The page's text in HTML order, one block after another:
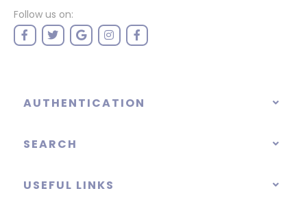
Follow us on:
AUTHENTICATION
SEARCH
USEFUL LINKS